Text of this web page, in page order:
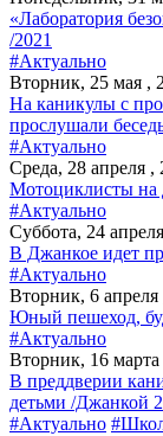
«Лаборатория
/2021
#Актуально
Вторник, 25 мая ,
На каникулы с
прослушали
#Актуально
Среда, 28 апреля ,
Мотоциклисты на
#Актуально
Суббота, 24
В Джанкое идет
#Актуально
Вторник, 6 апреля
Юный пешеход,
#Актуально
Вторник, 16 марта
В преддверии
детьми /Джанкой
#Актуально